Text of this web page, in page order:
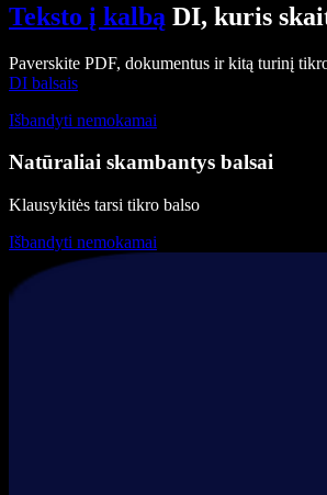
Teksto į kalbą DI, kuris
Paverskite PDF, dokumentus ir kitą turinį
DI balsais
Išbandyti nemokamai
Natūraliai skambantys balsai
Klausykitės tarsi tikro balso
Išbandyti nemokamai